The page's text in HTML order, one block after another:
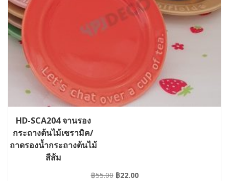
HD-SCA204 จานรอง
กระถางต้นไม้เซรามิค/
ถาดรองน้ำกระถางต้นไม้
สีส้ม
฿55.00 Original
฿22.00Current